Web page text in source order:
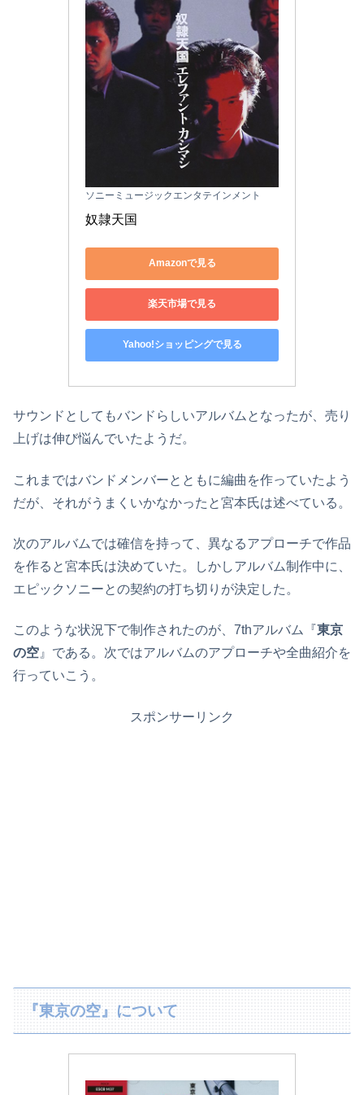
ソニーミュージックエンタテインメント
奴隷天国
Amazonで見る
楽天市場で見る
Yahoo!ショッピングで見る
サウンドとしてもバンドらしいアルバムとなったが、売り
上げは伸び悩んでいたようだ。
これまではバンドメンバーとともに編曲を作っていたよう
だが、それがうまくいかなかったと宮本氏は述べている。
次のアルバムでは確信を持って、異なるアプローチで作品
を作ると宮本氏は決めていた。しかしアルバム制作中に、
エピックソニーとの契約の打ち切りが決定した。
このような状況下で制作されたのが、7thアルバム『東京
の空 』である。次ではアルバムのアプローチや全曲紹介を
行っていこう。
スポンサーリンク
『東京の空』について